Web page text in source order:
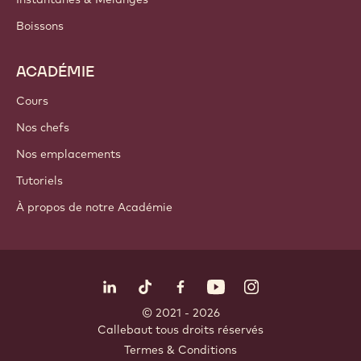
Boissons
ACADÉMIE
Cours
Nos chefs
Nos emplacements
Tutoriels
À propos de notre Académie
LinkedIn Opens in a new window.
TikTok Opens in a new window.
Facebook Opens in a new
YouTubeInstagram
© 2021 - 2026
Callebaut tous droits réservés
Termes & Conditions